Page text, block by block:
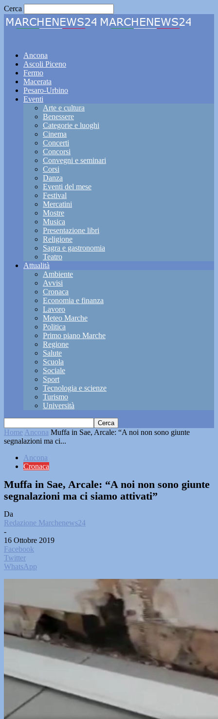
Cerca
Ancona
Ascoli Piceno
Fermo
Macerata
Pesaro-Urbino
Eventi
Arte e cultura
Benessere
Categorie e luoghi
Cinema
Concerti
Concorsi
Convegni e seminari
Corsi
Danza
Eventi del mese
Festival
Mercatini
Mostre
Musica
Presentazione libri
Religione
Sagra e gastronomia
Teatro
Attualità
Ambiente
Avvisi
Cronaca
Economia e finanza
Lavoro
Meteo Marche
Politica
Primo piano Marche
Regione
Salute
Scuola
Sociale
Sport
Tecnologia e scienze
Turismo
Università
Home Ancona Muffa in Sae, Arcale: “A noi non sono giunte
segnalazioni ma ci...
Ancona
Cronaca
Muffa in Sae, Arcale: “A noi non sono giunte
segnalazioni ma ci siamo attivati”
Da
Redazione Marchenews24
-
16 Ottobre 2019
Facebook
Twitter
WhatsApp